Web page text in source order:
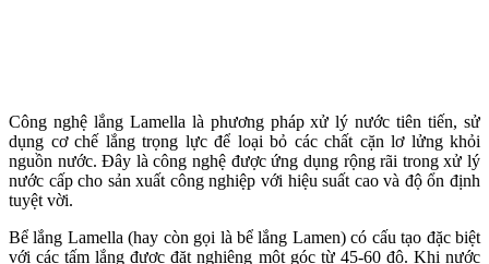
Công nghệ lắng Lamella là phương pháp xử lý nước tiên tiến, sử
dụng cơ chế lắng trọng lực để loại bỏ các chất cặn lơ lửng khỏi
nguồn nước. Đây là công nghệ được ứng dụng rộng rãi trong xử lý
nước cấp cho sản xuất công nghiệp với hiệu suất cao và độ ổn định
tuyệt vời.
Bể lắng Lamella (hay còn gọi là bể lắng Lamen) có cấu tạo đặc biệt
với các tấm lắng được đặt nghiêng một góc từ 45-60 độ. Khi nước